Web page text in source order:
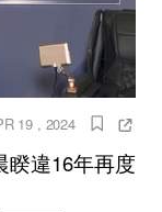
19 , 2024
睽違16年再度